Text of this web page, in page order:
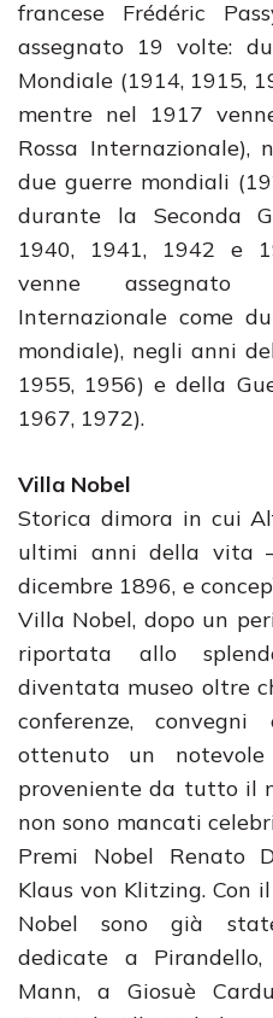
francese Frédéric
assegnato 19 volte:
Mondiale (1914, 1915,
mentre nel 1917
Rossa
due guerre mondiali
durante la Seconda
1940, 1941, 1942 e
venne
Internazionale come
mondiale), negli anni
1955, 1956) e della
1967, 1972).
Villa Nobel
Storica dimora in cui
ultimi anni della vita
dicembre 1896, e
Villa Nobel, dopo un
riportata allo
diventata museo oltre
conferenze,
ottenuto un
proveniente da tutto il
non sono mancati
Premi Nobel Renato
Klaus von Klitzing. Con
Nobel sono già
dedicate a
Mann, a Giosuè